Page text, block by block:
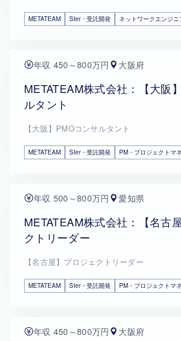
METATEAM SIer・受託開発 ネットワークエンジニ
年収 450～800万円 大阪府
METATEAM株式会社：【大阪
ルタント
【大阪】PMOコンサルタント
METATEAM SIer・受託開発 PM・プロジェクトマ
年収 500～800万円 愛知県
METATEAM株式会社：【名古
クトリーダー
【名古屋】プロジェクトリーダー
METATEAM SIer・受託開発 PM・プロジェクトマ
年収 450～800万円 大阪府